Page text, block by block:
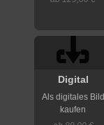
Digital
Als digitales Bild
kaufen